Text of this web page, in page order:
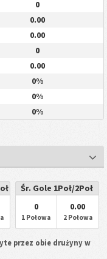
0
0.00
0.00
0
0.00
0%
0%
0%
Śr. Gole 1Poł/2Poł
0
1 Połowa
0.00
2 Połowa
przez obie drużyny w